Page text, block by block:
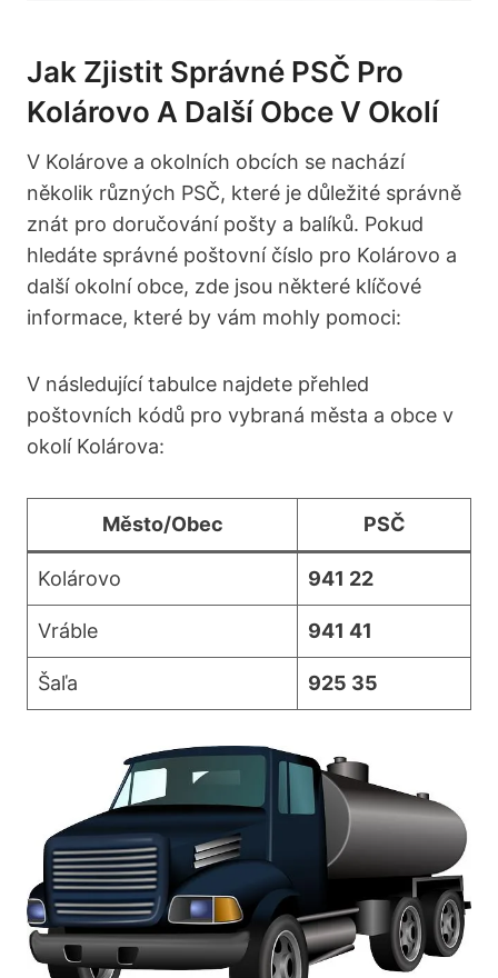
Jak Zjistit Správné PSČ Pro
Kolárovo A Další Obce V Okolí
V Kolárove a okolních obcích se nachází
několik různých PSČ, které je důležité správně
znát pro doručování pošty a balíků. Pokud
hledáte správné poštovní číslo pro Kolárovo a
další okolní obce, zde jsou některé klíčové
informace, které by vám mohly pomoci:
V následující tabulce najdete přehled
poštovních kódů pro vybraná města a obce v
okolí Kolárova:
Město/Obec PSČ
Kolárovo 941 22
Vráble 941 41
Šaľa 925 35